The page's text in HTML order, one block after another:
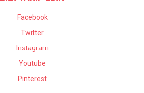
Facebook
Twitter
Instagram
Youtube
Pinterest